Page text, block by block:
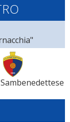
Sambenedettese